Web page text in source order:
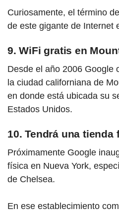
Curiosamente, el término
de este gigante de Internet
9. WiFi gratis en
Desde el año 2006 Google
la ciudad californiana de
en donde está ubicada su
Estados Unidos.
10. Tendrá una tienda
Próximamente Google
física en Nueva York,
de Chelsea.
En ese establecimiento